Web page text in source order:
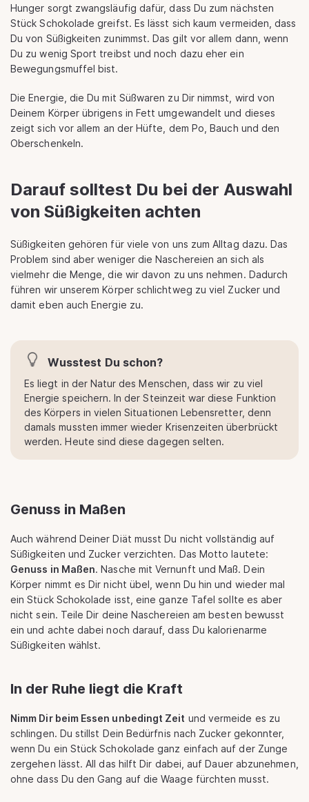
Hunger sorgt zwangsläufig dafür, dass Du zum nächsten
Stück Schokolade greifst. Es lässt sich kaum vermeiden, dass
Du von Süßigkeiten zunimmst. Das gilt vor allem dann, wenn
Du zu wenig Sport treibst und noch dazu eher ein
Bewegungsmuffel bist.
Die Energie, die Du mit Süßwaren zu Dir nimmst, wird von
Deinem Körper übrigens in Fett umgewandelt und dieses
zeigt sich vor allem an der Hüfte, dem Po, Bauch und den
Oberschenkeln.
Darauf solltest Du bei der Auswahl
von Süßigkeiten achten
Süßigkeiten gehören für viele von uns zum Alltag dazu. Das
Problem sind aber weniger die Naschereien an sich als
vielmehr die Menge, die wir davon zu uns nehmen. Dadurch
führen wir unserem Körper schlichtweg zu viel Zucker und
damit eben auch Energie zu.
Wusstest Du schon?
Es liegt in der Natur des Menschen, dass wir zu viel
Energie speichern. In der Steinzeit war diese Funktion
des Körpers in vielen Situationen Lebensretter, denn
damals mussten immer wieder Krisenzeiten überbrückt
werden. Heute sind diese dagegen selten.
Genuss in Maßen
Auch während Deiner Diät musst Du nicht vollständig auf
Süßigkeiten und Zucker verzichten. Das Motto lautete:
Genuss in Maßen. Nasche mit Vernunft und Maß. Dein
Körper nimmt es Dir nicht übel, wenn Du hin und wieder mal
ein Stück Schokolade isst, eine ganze Tafel sollte es aber
nicht sein. Teile Dir deine Naschereien am besten bewusst
ein und achte dabei noch darauf, dass Du kalorienarme
Süßigkeiten wählst.
In der Ruhe liegt die Kraft
Nimm Dir beim Essen unbedingt Zeit und vermeide es zu
schlingen. Du stillst Dein Bedürfnis nach Zucker gekonnter,
wenn Du ein Stück Schokolade ganz einfach auf der Zunge
zergehen lässt. All das hilft Dir dabei, auf Dauer abzunehmen,
ohne dass Du den Gang auf die Waage fürchten musst.